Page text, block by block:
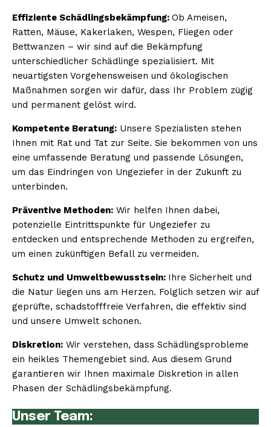
Effiziente Schädlingsbekämpfung: Ob Ameisen,
Ratten, Mäuse, Kakerlaken, Wespen, Fliegen oder
Bettwanzen – wir sind auf die Bekämpfung
unterschiedlicher Schädlinge spezialisiert. Mit
neuartigsten Vorgehensweisen und ökologischen
Maßnahmen sorgen wir dafür, dass Ihr Problem zügig
und permanent gelöst wird.
Kompetente Beratung: Unsere Spezialisten stehen
Ihnen mit Rat und Tat zur Seite. Sie bekommen von uns
eine umfassende Beratung und passende Lösungen,
um das Eindringen von Ungeziefer in der Zukunft zu
unterbinden.
Präventive Methoden: Wir helfen Ihnen dabei,
potenzielle Eintrittspunkte für Ungeziefer zu
entdecken und entsprechende Methoden zu ergreifen,
um einen zukünftigen Befall zu vermeiden.
Schutz und Umweltbewusstsein: Ihre Sicherheit und
die Natur liegen uns am Herzen. Folglich setzen wir auf
geprüfte, schadstofffreie Verfahren, die effektiv sind
und unsere Umwelt schonen.
Diskretion: Wir verstehen, dass Schädlingsprobleme
ein heikles Themengebiet sind. Aus diesem Grund
garantieren wir Ihnen maximale Diskretion in allen
Phasen der Schädlingsbekämpfung.
Unser Team: